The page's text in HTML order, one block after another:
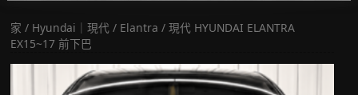
家 / Hyundai｜現代/ Elantra / 現代 HYUNDAI ELANTRA
EX15~17 前下巴